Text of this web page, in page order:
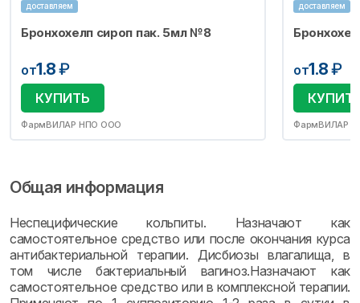
доставляем
Бронхохелп сироп пак. 5мл №8
от1.8₽
КУПИТЬ
ФармВИЛАР НПО ООО
доставляем
от1.8₽
ФармВИЛАР
Общая информация
Неспецифические кольпиты. Назначают как
самостоятельное средство или после окончания курса
антибактериальной терапии. Дисбиозы влагалища, в
том числе бактериальный вагиноз.Назначают как
самостоятельное средство или в комплексной терапии.